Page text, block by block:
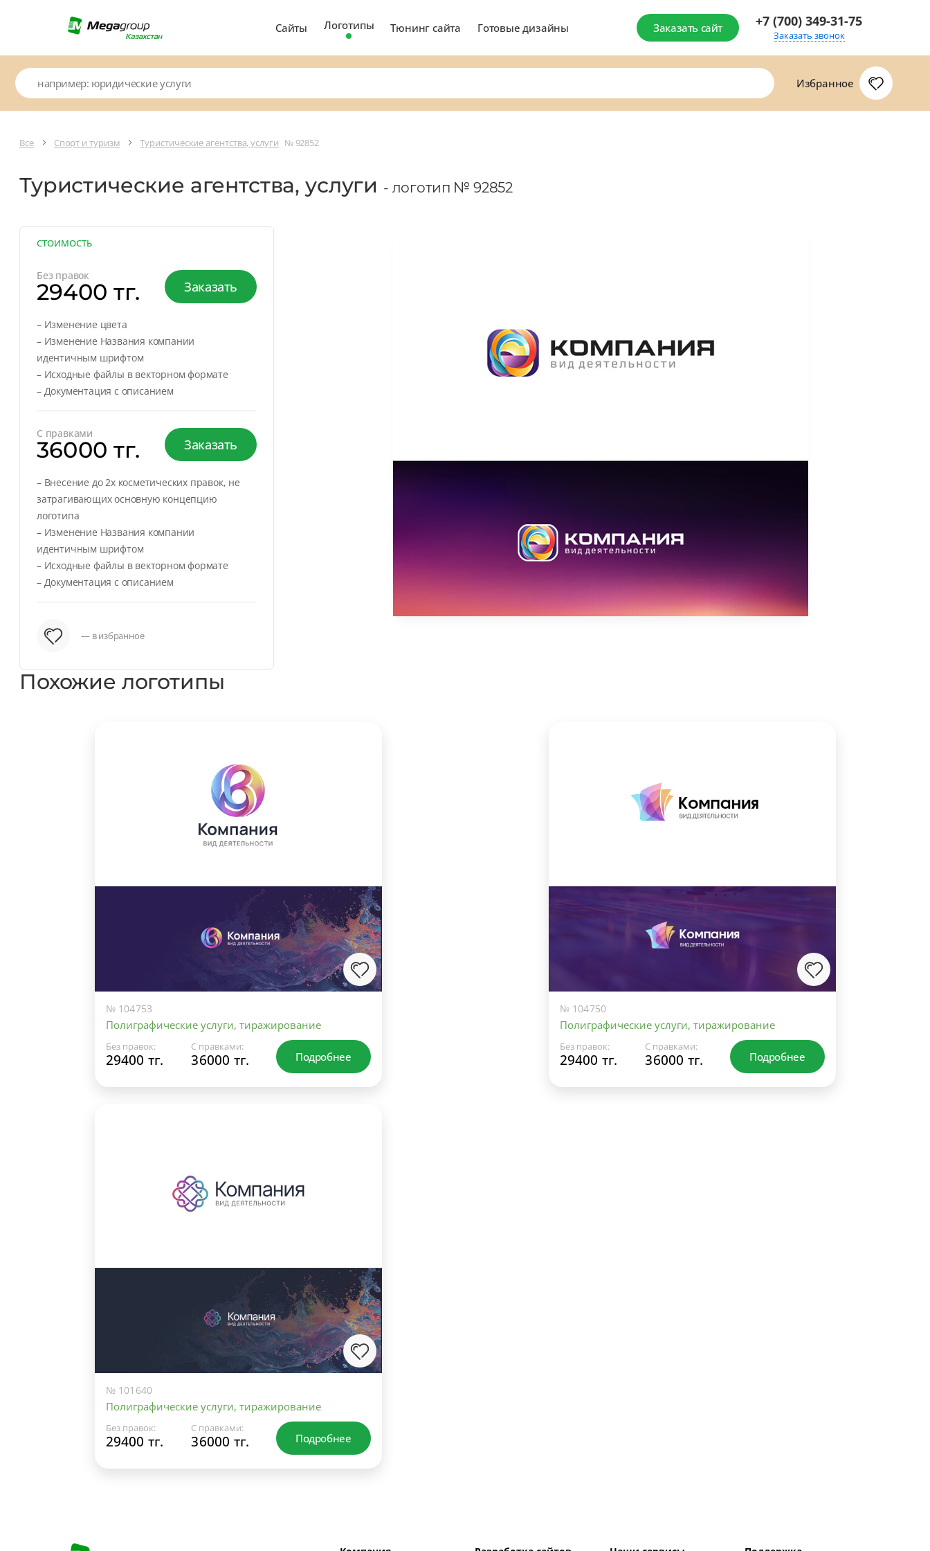
Сайты Логотипы Тюнинг сайта Готовые дизайны Заказать сайт +7 (700) 349-31-75
Заказать звонок
Избранное
Все Спорт и туризм Туристические агентства, услуги № 92852
Туристические агентства, услуги - логотип № 92852
СТОИМОСТЬ
Без правок
29400 тг. Заказать
– Изменение цвета
– Изменение Названия компании
идентичным шрифтом
– Исходные файлы в векторном формате
– Документация с описанием
С правками
36000 тг. Заказать
– Внесение до 2х косметических правок, не
затрагивающих основную концепцию
логотипа
– Изменение Названия компании
идентичным шрифтом
– Исходные файлы в векторном формате
– Документация с описанием
— в избранное
Похожие логотипы
№ 104753
Полиграфические услуги, тиражирование
Без правок:
29400 тг.
С правками:
36000 тг. Подробнее
№ 104750
Полиграфические услуги, тиражирование
Без правок:
29400 тг.
С правками:
36000 тг. Подробнее
№ 101640
Полиграфические услуги, тиражирование
Без правок:
29400 тг.
С правками:
36000 тг. Подробнее